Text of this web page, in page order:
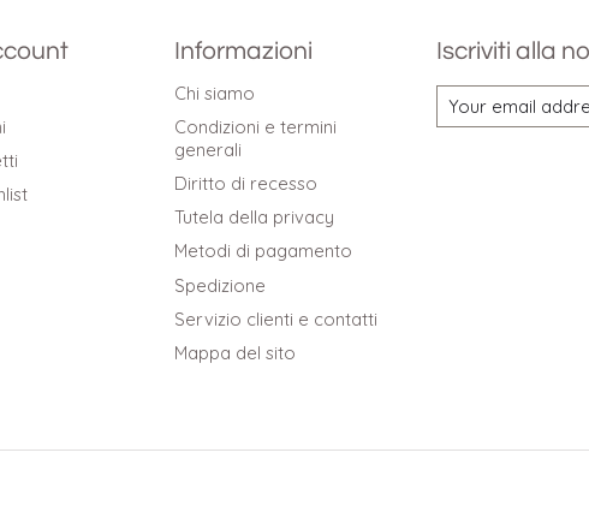
Informazioni
Chi siamo
Condizioni e termini
generali
Diritto di recesso
Tutela della privacy
Metodi di pagamento
Spedizione
Servizio clienti e contatti
Mappa del sito
Iscriviti alla